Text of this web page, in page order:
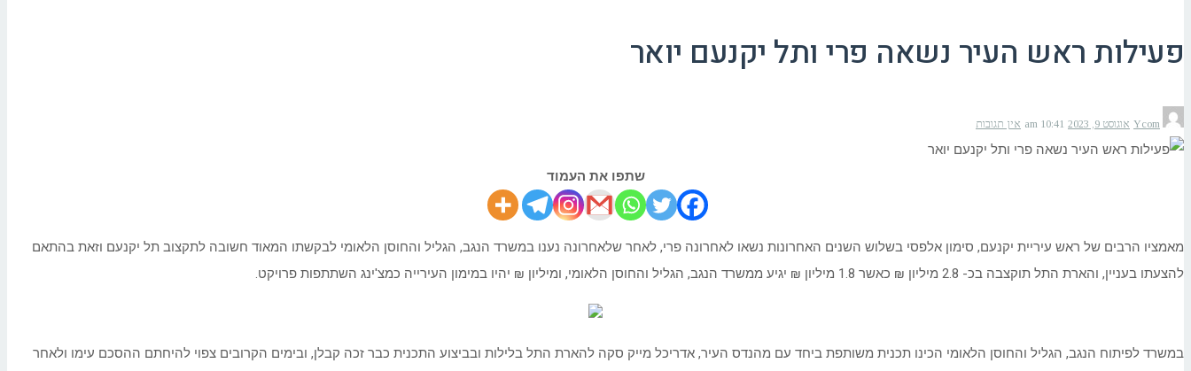
פעילות ראש העיר נשאה פרי ותל יקנעם יואר
Ycom אוגוסט 9, 2023 10:41 am אין תגובות
שתפו את העמוד
מאמציו הרבים של ראש עיריית יקנעם, סימון אלפסי בשלוש השנים האחרונות נשאו לאחרונה פרי, לאחר שלאחרונה נענו במשרד הנגב, הגליל והחוסן הלאומי לבקשתו המאוד חשובה לתקצוב תל יקנעם וזאת בהתאם
להצעתו בעניין, והארת התל תוקצבה בכ- 2.8 מיליון ₪ כאשר 1.8 מיליון ₪ יגיע ממשרד הנגב, הגליל והחוסן הלאומי, ומיליון ₪ יהיו במימון העירייה כמצ'ינג השתתפות פרויקט.
במשרד לפיתוח הנגב, הגליל והחוסן הלאומי הכינו תכנית משותפת ביחד עם מהנדס העיר, אדריכל מייק סקה להארת התל בלילות ובביצוע התכנית כבר זכה קבלן, ובימים הקרובים צפוי להיחתם ההסכם עימו ולאחר